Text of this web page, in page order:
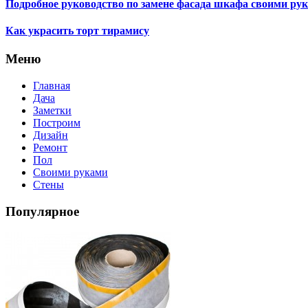
Подробное руководство по замене фасада шкафа своими
Как украсить торт тирамису
Меню
Главная
Дача
Заметки
Построим
Дизайн
Ремонт
Пол
Своими руками
Стены
Популярное